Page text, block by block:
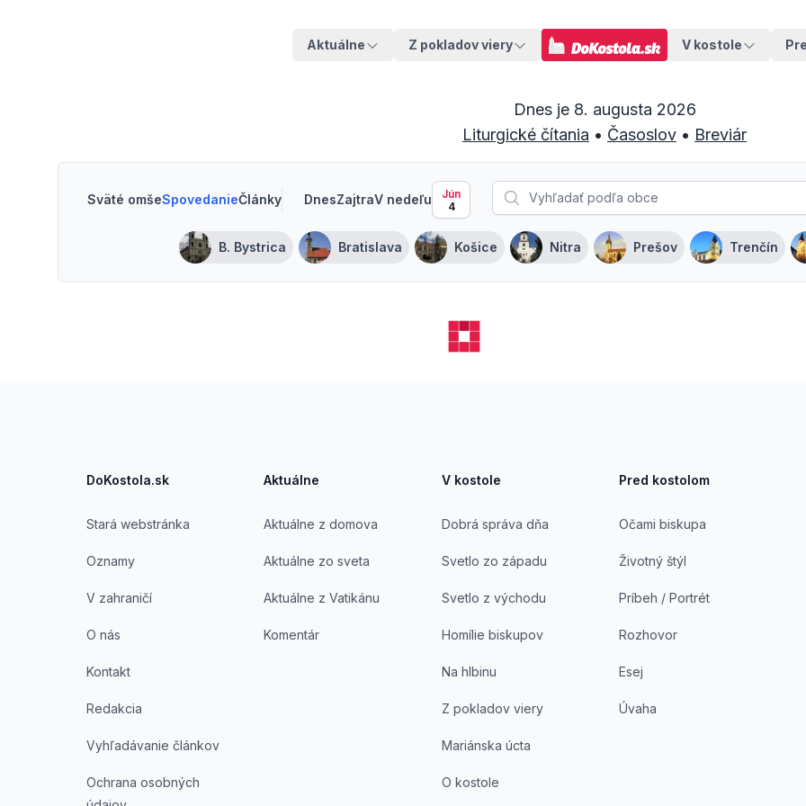
Aktuálne Z pokladov viery V kostole
Dnes je 8. augusta 2026
Liturgické čítania • Časoslov • Breviár
Sväté omšeSpovedanieČlánky DnesZajtraV nedeľu
Jún
4
B. Bystrica Bratislava Košice Nitra Prešov Trenčín
DoKostola.sk
Stará webstránka
Oznamy
V zahraničí
O nás
Kontakt
Redakcia
Vyhľadávanie článkov
Ochrana osobných
Aktuálne
Aktuálne z domova
Aktuálne zo sveta
Aktuálne z Vatikánu
Komentár
V kostole
Dobrá správa dňa
Svetlo zo západu
Svetlo z východu
Homílie biskupov
Na hlbinu
Z pokladov viery
Mariánska úcta
O kostole
Pred kostolom
Očami biskupa
Životný štýl
Príbeh / Portrét
Rozhovor
Esej
Úvaha